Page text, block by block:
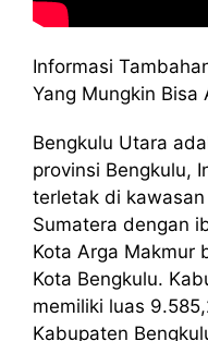
Informasi
Yang Mungkin Bisa
Bengkulu Utara
provinsi Bengkulu,
terletak di
Sumatera dengan
Kota Arga Makmur
Kota Bengkulu.
memiliki luas
Kabupaten